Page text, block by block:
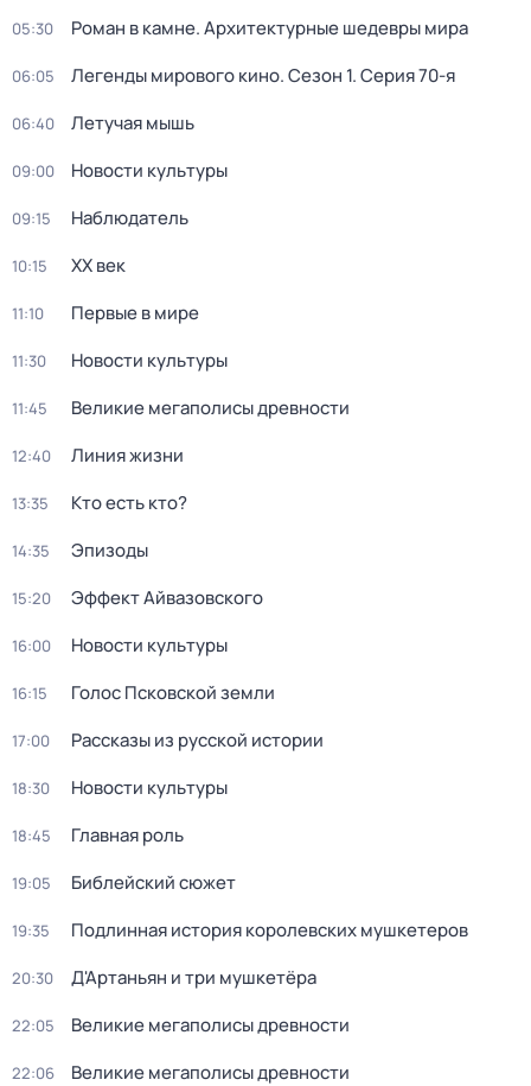
05:30 Роман в камне. Архитектурные шедевры мира
06:05 Легенды мирового кино. Сезон 1. Серия 70-я
06:40 Летучая мышь
09:00 Новости культуры
09:15 Наблюдатель
10:15 ХХ век
11:10 Первые в мире
11:30 Новости культуры
11:45 Великие мегаполисы древности
12:40 Линия жизни
13:35 Кто есть кто?
14:35 Эпизоды
15:20 Эффект Айвазовского
16:00 Новости культуры
16:15 Голос Псковской земли
17:00 Рассказы из русской истории
18:30 Новости культуры
18:45 Главная роль
19:05 Библейский сюжет
19:35 Подлинная история королевских мушкетеров
20:30 Д'Артаньян и три мушкетёра
22:05 Великие мегаполисы древности
22:06 Великие мегаполисы древности